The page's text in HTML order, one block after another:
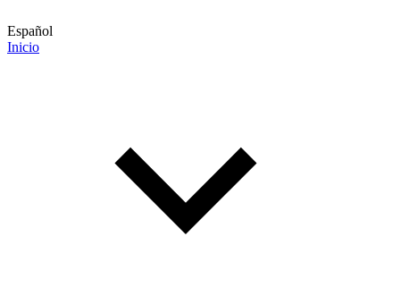
Español
Inicio